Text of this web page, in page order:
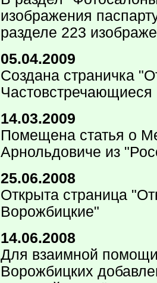
изображения
разделе 223
05.04.2009
Создана страничка
14.03.2009
Помещена статья о
Арнольдовиче из
25.06.2008
Открыта страница
Ворожбицкие"
14.06.2008
Для взаимной
Ворожбицких